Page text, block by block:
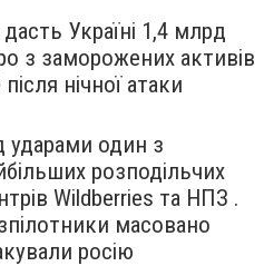
Україні 1,4 млрд
з заморожених активів
нічної атаки
ударами один з
розподільчих
Wildberries та НПЗ .
масовано
росію